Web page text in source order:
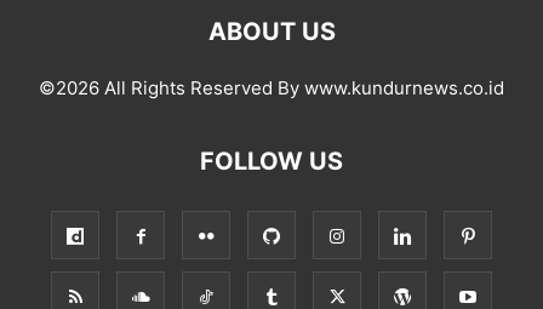
ABOUT US
©2026 All Rights Reserved By www.kundurnews.co.id
FOLLOW US